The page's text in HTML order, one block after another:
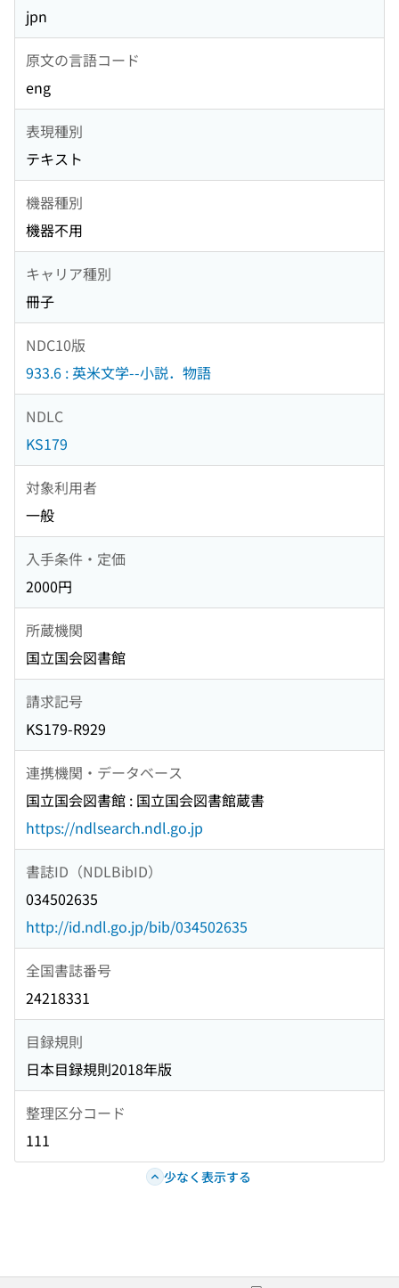
jpn
原文の言語コード
eng
表現種別
テキスト
機器種別
機器不用
キャリア種別
冊子
NDC10版
933.6 : 英米文学--小説．物語
NDLC
KS179
対象利用者
一般
入手条件・定価
2000円
所蔵機関
国立国会図書館
請求記号
KS179-R929
連携機関・データベース
国立国会図書館 : 国立国会図書館蔵書
https://ndlsearch.ndl.go.jp
書誌ID（NDLBibID）
034502635
http://id.ndl.go.jp/bib/034502635
全国書誌番号
24218331
目録規則
日本目録規則2018年版
整理区分コード
111
少なく表示する